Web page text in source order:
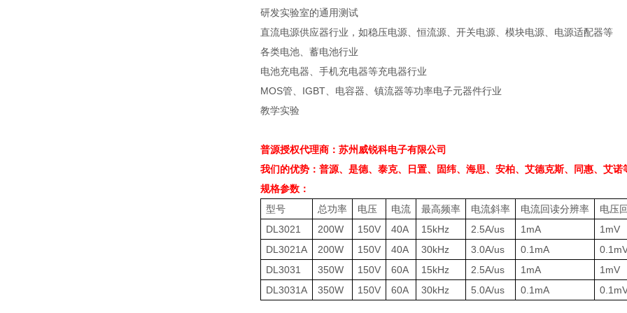
研发实验室的通用测试
直流电源供应器行业，如稳压电源、恒流源、开关电源、模块电源、电源适配器等
各类电池、蓄电池行业
电池充电器、手机充电器等充电器行业
MOS管、 IGBT 、电容器、镇流器等功率电子元器件行业
教学实验
普源授权代理商：苏州威锐科电子有限公司
我们的优势：普源、是德、泰克、日置、固纬、海思、安柏、艾德克斯、同惠、艾诺
规格参数：
型号
总功率 电压 电流 最高频率 电流斜率 电流回读分辨率
电压
DL3021
200W 150V 40A 15kHz 2.5A/us 1mA
1mV
DL3021A
200W 150V 40A 30kHz 3.0A/us 0.1mA
DL3031
350W 150V 60A 15kHz 2.5A/us 1mA
1mV
DL3031A
350W 150V 60A 30kHz 5.0A/us 0.1mA